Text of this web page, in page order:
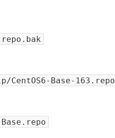
Base-163.repo